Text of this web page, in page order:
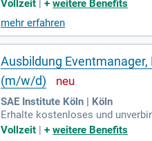
ma absolvieren und später zum
in Kooperation mit der
Vollzeit |+weitere Benefits
mehr erfahren
Ausbildung
(m/w/d)
SAE Institute Köln | Köln
Erhalte kostenloses und
urch unsere erfahrenen
Vollzeit |+weitere Benefits